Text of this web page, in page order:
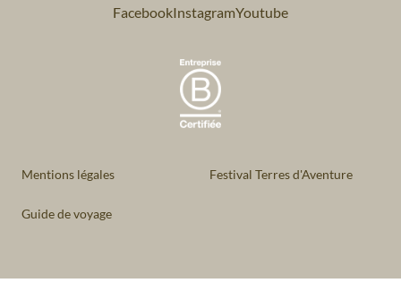
FacebookInstagramYoutube
Mentions légales Festival Terres d'Aventure
Guide de voyage